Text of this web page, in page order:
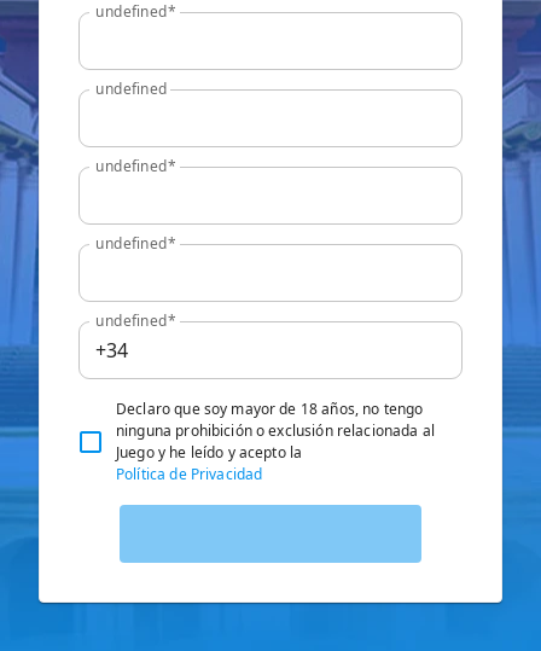
undefined*
undefined
undefined*
undefined*
undefined*
Declaro que soy mayor de 18 años, no tengo
ninguna prohibición o exclusión relacionada al
Juego y he leído y acepto la
Política de Privacidad